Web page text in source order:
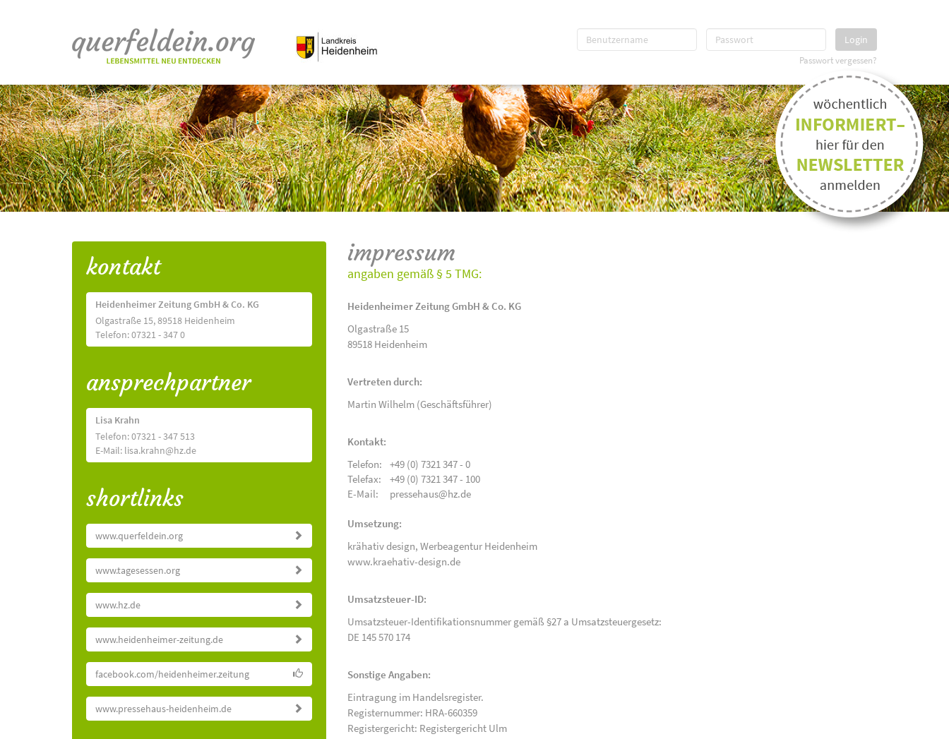
Login
Passwort vergessen?
kontakt
Heidenheimer Zeitung GmbH & Co. KG
Olgastraße 15, 89518 Heidenheim
Telefon: 07321 - 347 0
ansprechpartner
Lisa Krahn
Telefon: 07321 - 347 513
E-Mail: lisa.krahn@hz.de
shortlinks
www.querfeldein.org
www.tagesessen.org
www.hz.de
www.heidenheimer-zeitung.de
facebook.com/heidenheimer.zeitung
www.pressehaus-heidenheim.de
impressum
angaben gemäß § 5 TMG:
Heidenheimer Zeitung GmbH & Co. KG
Olgastraße 15
89518 Heidenheim
Vertreten durch:
Martin Wilhelm (Geschäftsführer)
Kontakt:
Telefon:
+49 (0) 7321 347 - 0
Telefax:
+49 (0) 7321 347 - 100
E-Mail:
pressehaus@hz.de
Umsetzung:
krähativ design, Werbeagentur Heidenheim
www.kraehativ-design.de
Umsatzsteuer-ID:
Umsatzsteuer-Identifikationsnummer gemäß §27 a Umsatzsteuergesetz:
DE 145 570 174
Sonstige Angaben:
Eintragung im Handelsregister.
Registernummer: HRA-660359
Registergericht: Registergericht Ulm